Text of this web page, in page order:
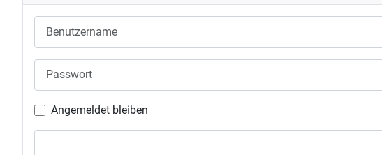
Angemeldet bleiben